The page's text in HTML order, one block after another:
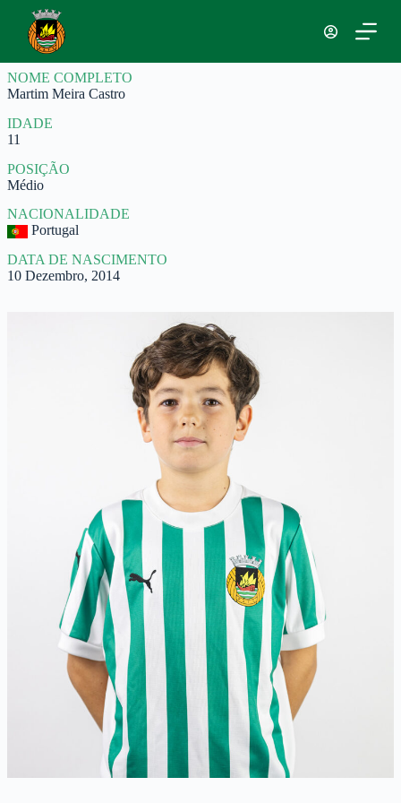
a
r
p
r
a
o
c
o
n
t
e
ú
d
NOME COMPLETO
Martim Meira Castro
IDADE
11
POSIÇÃO
Médio
NACIONALIDADE
Portugal
DATA DE NASCIMENTO
10 Dezembro, 2014